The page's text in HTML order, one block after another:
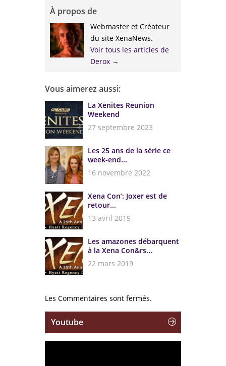
À propos de
Webmaster et Créateur
du site XenaNews.
Voir tous les articles de
Derox →
Vous aimerez aussi:
La Xenites Reunion
Weekend
27 septembre 2023
Les 25 ans de la série ce
week-end...
16 novembre 2022
Xena Con’: Joxer est de
retour...
13 avril 2019
Les amazones débarquent
à la Xena Con&rs...
22 mars 2019
Les Commentaires sont fermés.
Youtube